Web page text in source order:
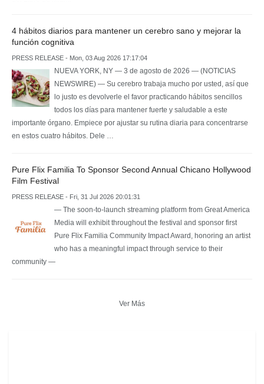
4 hábitos diarios para mantener un cerebro sano y mejorar la
función cognitiva
PRESS RELEASE - Mon, 03 Aug 2026 17:17:04
NUEVA YORK, NY — 3 de agosto de 2026 — (NOTICIAS
NEWSWIRE) — Su cerebro trabaja mucho por usted, así que
lo justo es devolverle el favor practicando hábitos sencillos
todos los días para mantener fuerte y saludable a este
importante órgano. Empiece por ajustar su rutina diaria para concentrarse
en estos cuatro hábitos. Dele …
Pure Flix Familia To Sponsor Second Annual Chicano Hollywood
Film Festival
PRESS RELEASE - Fri, 31 Jul 2026 20:01:31
— The soon-to-launch streaming platform from Great America
Media will exhibit throughout the festival and sponsor first
Pure Flix Familia Community Impact Award, honoring an artist
who has a meaningful impact through service to their
community —
Ver Más